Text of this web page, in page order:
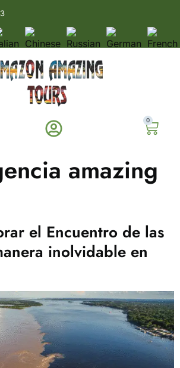
0
amazing
el Encuentro de las
inolvidable en